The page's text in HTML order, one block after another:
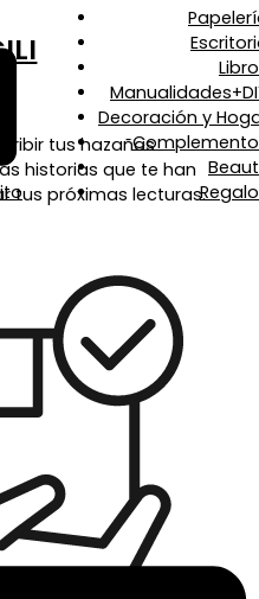
Decoración y
tus hazañas
historias que te han
tus próximas lecturas.